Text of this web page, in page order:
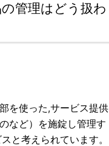
管理はどう扱わ
を使った,サービス提供
など）を施錠し管理す
と考えられています。